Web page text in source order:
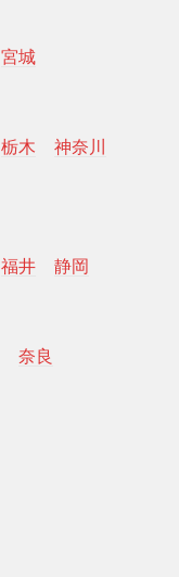
宮城
栃木
神奈川
福井 静岡
奈良